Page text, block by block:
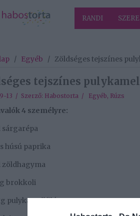
RANDI
/ Egyéb / Zöldséges tejszínes
tejszínes
13 / Szerző: Habostorta / Egyéb, Rúzs
4 személyre:
sárgarépa
húsú paprika
zöldhagyma
brokkoli
pulykamellfilé